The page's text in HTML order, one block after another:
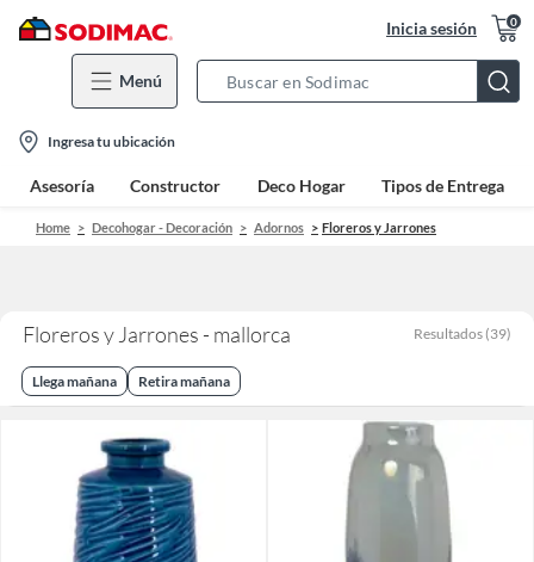
Inicia sesión 0
Menú
Bar
location-
icon
Ingresa tu ubicación
Asesoría Constructor Deco Hogar Tipos de Entrega
Home Decohogar - Decoración Adornos Floreros y Jarrones
Floreros y Jarrones - mallorca Resultados (39)
Llega mañana Retira mañana